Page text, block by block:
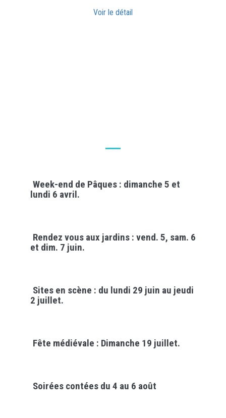
Voir le détail
Week-end de Pâques : dimanche 5 et
lundi 6 avril.
Rendez vous aux jardins : vend. 5, sam. 6
et dim. 7 juin.
Sites en scène : du lundi 29 juin au jeudi
2 juillet.
Fête médiévale : Dimanche 19 juillet.
Soirées contées du 4 au 6 août